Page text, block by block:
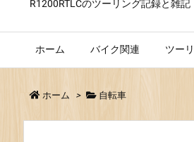
R1200RTLCのツーリング記録と雑記
ホーム バイク関連 ツー
ホーム > 自転車